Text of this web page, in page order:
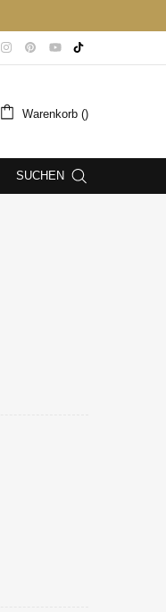
Warenkorb ()
SUCHEN